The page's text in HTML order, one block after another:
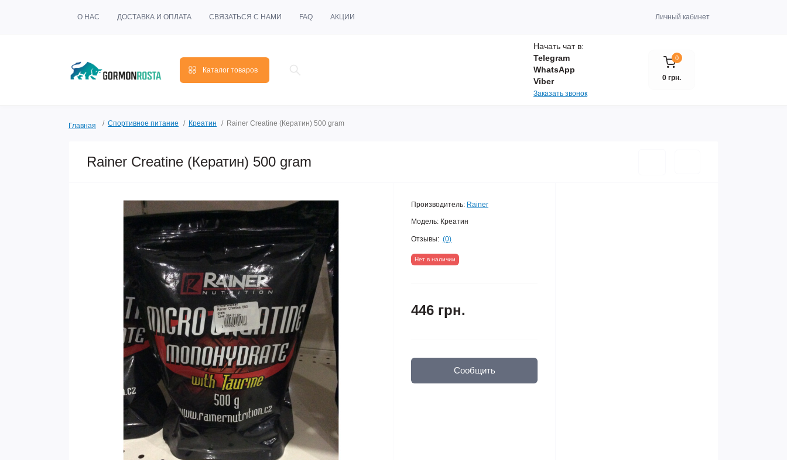
О НАС ДОСТАВКА И ОПЛАТА СВЯЗАТЬСЯ С НАМИ FAQ АКЦИИ Личный кабинет
Каталог товаров
Начать чат в:
Telegram
WhatsApp
Viber
Заказать звонок
0
0 грн.
Главная Спортивное питание Креатин Rainer Creatine (Кератин) 500 gram
Rainer Creatine (Кератин) 500 gram
Производитель: Rainer
Модель: Креатин
Отзывы: (0)
Нет в наличии
446 грн.
Сообщить